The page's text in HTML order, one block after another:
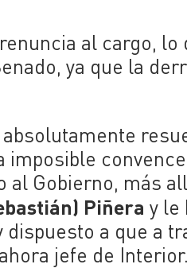
al cargo, lo
ya que la
al Gobierno, más
Piñera y le
a que a
jefe de Interior.